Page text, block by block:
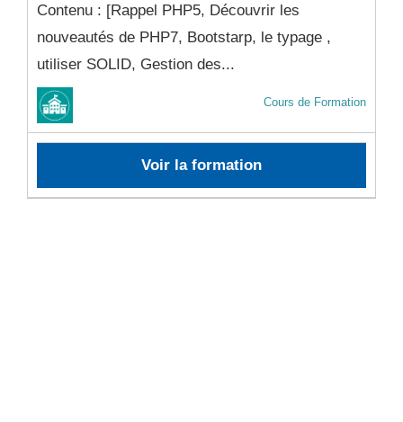
Contenu : [Rappel PHP5, Découvrir les
nouveautés de PHP7, Bootstarp, le typage ,
utiliser SOLID, Gestion des...
Cours de Formation
Voir la formation